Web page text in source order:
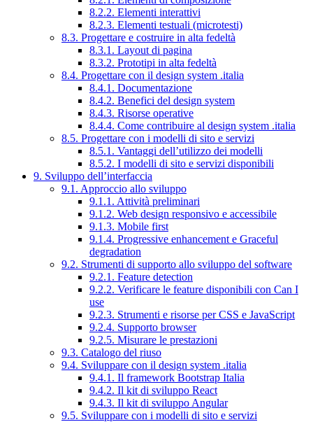
8.2.2. Elementi interattivi
8.2.3. Elementi testuali (microtesti)
8.3. Progettare e costruire in alta fedeltà
8.3.1. Layout di pagina
8.3.2. Prototipi in alta fedeltà
8.4. Progettare con il design system .italia
8.4.1. Documentazione
8.4.2. Benefici del design system
8.4.3. Risorse operative
8.4.4. Come contribuire al design system .italia
8.5. Progettare con i modelli di sito e servizi
8.5.1. Vantaggi dell’utilizzo dei modelli
8.5.2. I modelli di sito e servizi disponibili
9. Sviluppo dell’interfaccia
9.1. Approccio allo sviluppo
9.1.1. Attività preliminari
9.1.2. Web design responsivo e accessibile
9.1.3. Mobile first
9.1.4. Progressive enhancement e Graceful
degradation
9.2. Strumenti di supporto allo sviluppo del software
9.2.1. Feature detection
9.2.2. Verificare le feature disponibili con Can I
use
9.2.3. Strumenti e risorse per CSS e JavaScript
9.2.4. Supporto browser
9.2.5. Misurare le prestazioni
9.3. Catalogo del riuso
9.4. Sviluppare con il design system .italia
9.4.1. Il framework Bootstrap Italia
9.4.2. Il kit di sviluppo React
9.4.3. Il kit di sviluppo Angular
9.5. Sviluppare con i modelli di sito e servizi